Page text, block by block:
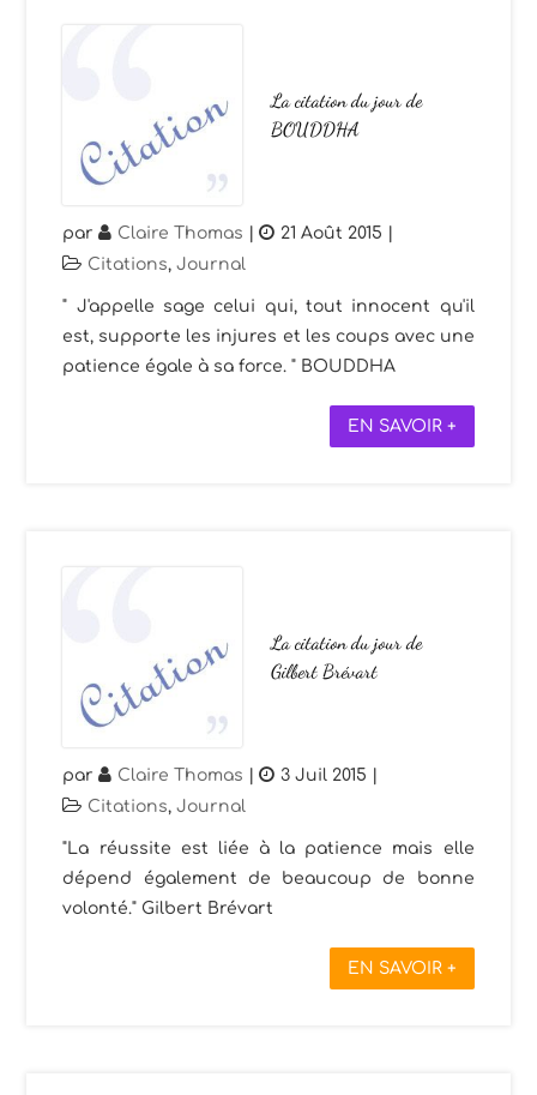
La citation du jour de
BOUDDHA
par Claire Thomas | 21 Août 2015 |
Citations,Journal
" J'appelle sage celui qui, tout innocent qu'il
est, supporte les injures et les coups avec une
patience égale à sa force. " BOUDDHA
EN SAVOIR +
La citation du jour de
Gilbert Brévart
par Claire Thomas | 3 Juil 2015 |
Citations,Journal
"La réussite est liée à la patience mais elle
dépend également de beaucoup de bonne
volonté." Gilbert Brévart
EN SAVOIR +